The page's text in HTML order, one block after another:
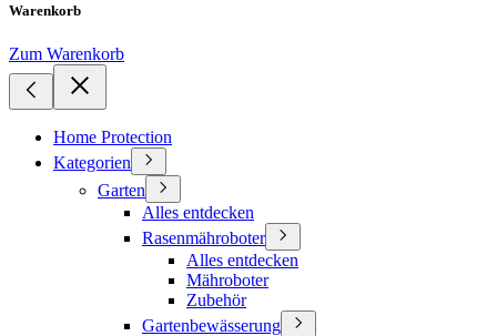
Warenkorb
Zum Warenkorb
Home Protection
Kategorien
Garten
Alles entdecken
Rasenmähroboter
Alles entdecken
Mähroboter
Zubehör
Gartenbewässerung